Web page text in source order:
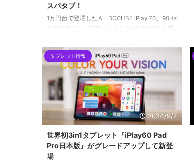
スパタブ！
1万円台で登場したALLDOCUBE iPlay 70。90Hz
表示の10.1インチIPSパネルにAndroid 15を搭載
違いも徹底比較。
タブレット情報
2024/9/7
世界初3in1タブレット『iPlay60 Pad
Pro日本版』がグレードアップして新登
場